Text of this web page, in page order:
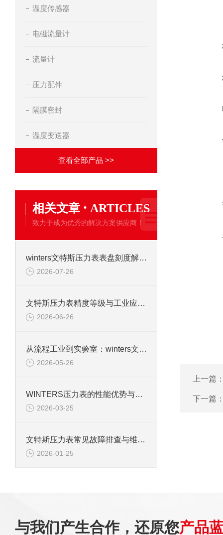
上一篇
下一篇
温度传感器
电磁流量计
流量计
压力配件
隔膜密封
温度变送器
查看全部产品 >>
相关文章 · ARTICLES
致力于成为优秀的解决方案供应商！
winters文特斯压力表表盘刻度解读及现场安装注意事项
2026-07-26
文特斯压力表精度等级与工业应用场景解析
2026-06-26
从流程工业到实验室：winters文特斯压力表的多元应用场景
2026-05-26
WINTERS压力表的性能优势与行业适配性解析
2026-03-25
文特斯压力表常见故障排查与维护技巧
2026-01-25
与我们产生合作，还原您产品